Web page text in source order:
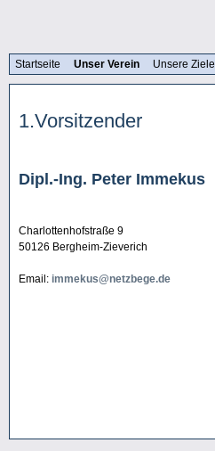
Startseite Unser Verein Unsere Ziele
1.Vorsitzender
Dipl.-Ing. Peter Immekus
Charlottenhofstraße 9
50126 Bergheim-Zieverich
Email: immekus@netzbege.de